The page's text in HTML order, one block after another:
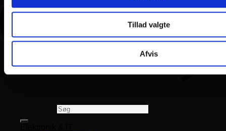
Tillad valgte
Afvis